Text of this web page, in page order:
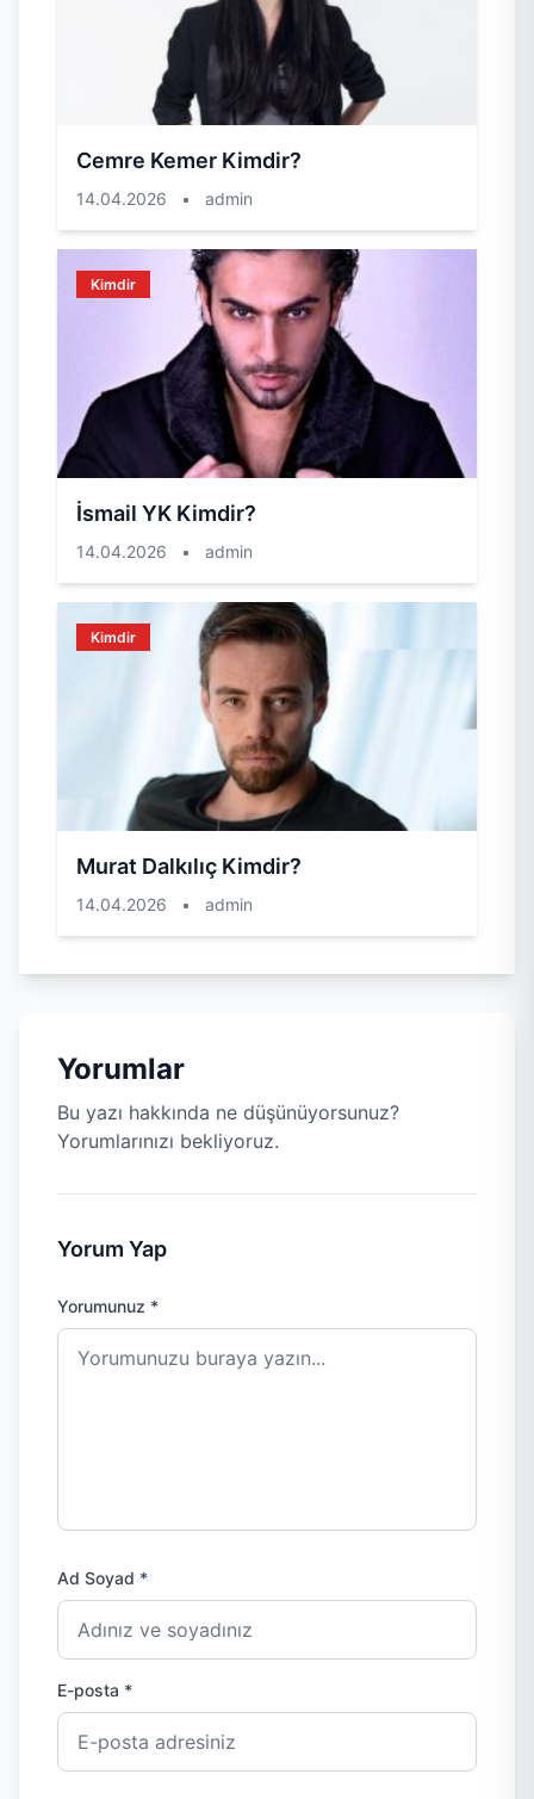
Cemre Kemer Kimdir?
14.04.2026 • admin
Kimdir
İsmail YK Kimdir?
14.04.2026 • admin
Kimdir
Murat Dalkılıç Kimdir?
14.04.2026 • admin
Yorumlar
Bu yazı hakkında ne düşünüyorsunuz?
Yorumlarınızı bekliyoruz.
Yorum Yap
Yorumunuz *
Ad Soyad *
E-posta *